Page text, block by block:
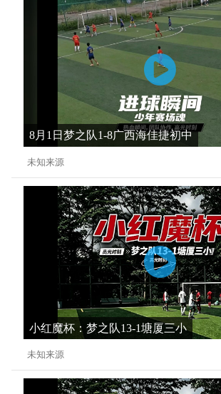
8月1日梦之队1-8广西海佳捷初中
未知来源
小红魔杯：梦之队13-1塘厦三小
未知来源